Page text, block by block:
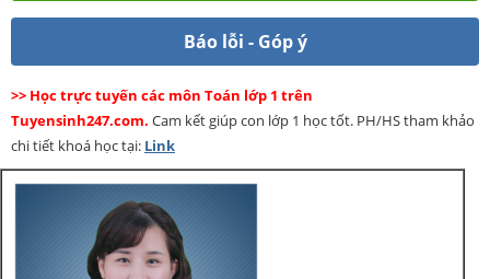
Báo lỗi - Góp ý
>> Học trực tuyến các môn Toán lớp 1 trên
Tuyensinh247.com. Cam kết giúp con lớp 1 học tốt. PH/HS tham khảo
chi tiết khoá học tại: Link